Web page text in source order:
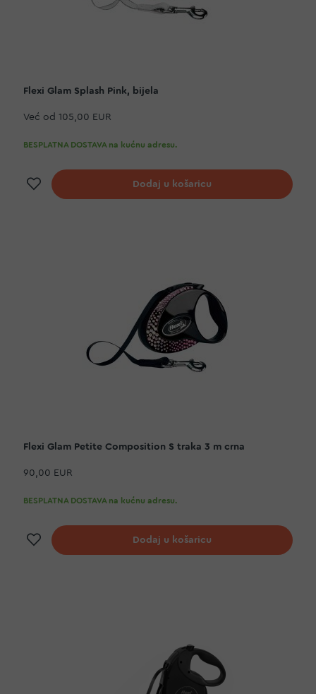
Flexi Glam Splash Pink, bijela
Već od 105,00 EUR
BESPLATNA DOSTAVA na kućnu adresu.
Dodaj na listu želja
Dodaj u košaricu
Flexi Glam Petite Composition S traka 3 m crna
90,00 EUR
BESPLATNA DOSTAVA na kućnu adresu.
Dodaj na listu želja
Dodaj u košaricu